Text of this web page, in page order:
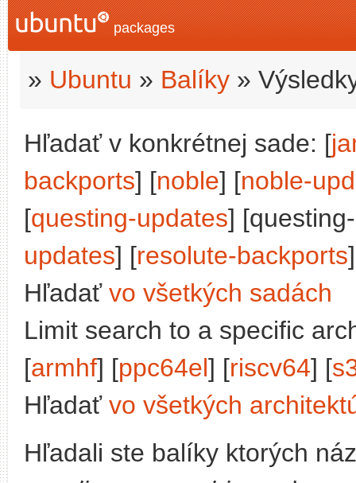
packages
» Ubuntu » Balíky »
Hľadať v konkrétnej sade: [
backports] [noble] [noble-
[questing-updates]
updates] [resolute-backports
Hľadať vo všetkých sadách
Limit search to a specific
[armhf] [ppc64el] [riscv64] [
Hľadať vo všetkých
Hľadali ste balíky ktorých